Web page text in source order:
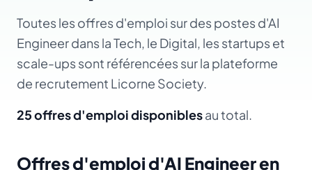
Toutes les offres d'emploi sur des postes d'AI
Engineer dans la Tech, le Digital, les startups et
scale-ups sont référencées sur la plateforme
de recrutement Licorne Society.
25 offres d'emploi disponiblesau total.
Offres d'emploi d'AI Engineer en